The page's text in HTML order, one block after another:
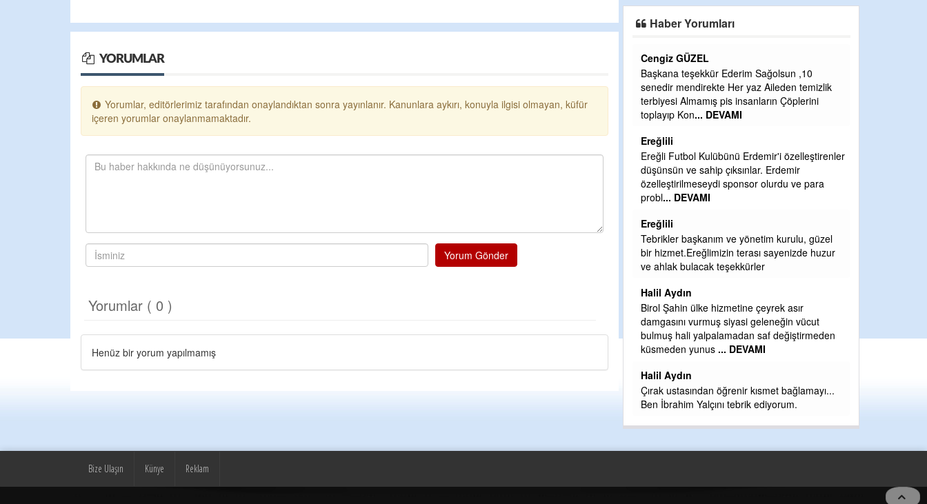
YORUMLAR
Yorumlar, editörlerimiz tarafından onaylandıktan sonra yayınlanır. Kanunlara aykırı, konuyla ilgisi olmayan, küfür
içeren yorumlar onaylanmamaktadır.
Yorum Gönder
Yorumlar ( 0 )
Henüz bir yorum yapılmamış
Haber Yorumları
Başkana teşekkür Ederim Sağolsun ,10
senedir mendirekte Her yaz Aileden temizlik
terbiyesi Almamış pis insanların Çöplerini
toplayıp Kon
Ereğli Futbol Kulübünü Erdemir'i özelleştirenler
düşünsün ve sahip çıksınlar. Erdemir
özelleştirilmeseydi sponsor olurdu ve para
Tebrikler başkanım ve yönetim kurulu, güzel
bir hizmet.Ereğlimizin terası sayenizde huzur
ve ahlak bulacak teşekkürler
Birol Şahin ülke hizmetine çeyrek asır
damgasını vurmuş siyasi geleneğin vücut
bulmuş hali yalpalamadan saf değiştirmeden
Çırak ustasından öğrenir kısmet bağlamayı...
Ben İbrahim Yalçını tebrik ediyorum.
GULDERE DERE ÇALIŞMALARI, SEKIZ YIL
ÖNCE ALKAYA TARAFINDAN BAŞLATILDI,
ETRASFINDA YERLEŞİM YERI OLMAYAN
KISIMLARA DUVARLAR YAPILDI."BURADAK
Şaban yavuz
Mekanı cennet olsun kederli ailesine Rabbim
Sabri Celil ihsan eylesin
H BakiYüksel
Hak hukuk adalet işte CHP Kemal Kılıçdaroğlu
Yeni parti için ereğli ilçe teşkilatımızı merak
eder dururken asıl merakımız halk
kahramanlarımız ereğli aşkı ile yanıp tutuşan
eeeğ... DEVAMI
Müftü Mahallesi Ateş Ahmet Sokak Cerrahoğlu İşmerkezi Kat:5 no:2